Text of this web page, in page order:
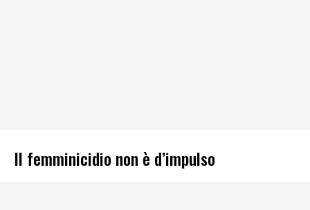
Il femminicidio non è d’impulso